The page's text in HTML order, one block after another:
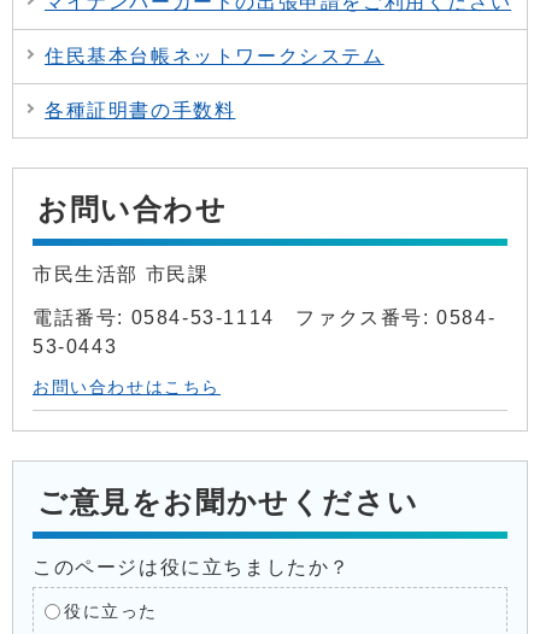
住民基本台帳ネットワークシステム
各種証明書の手数料
お問い合わせ
市民生活部 市民課
電話番号: 0584-53-1114 ファクス番号: 0584-
53-0443
お問い合わせはこちら
ご意見をお聞かせください
このページは役に立ちましたか？
役に立った